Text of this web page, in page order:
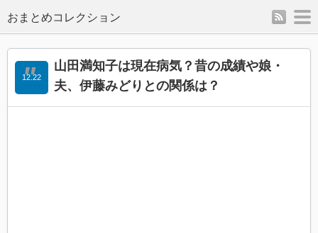
rss
山田満知子は現在病気？昔の成績や娘・
夫、伊藤みどりとの関係は？
12.22